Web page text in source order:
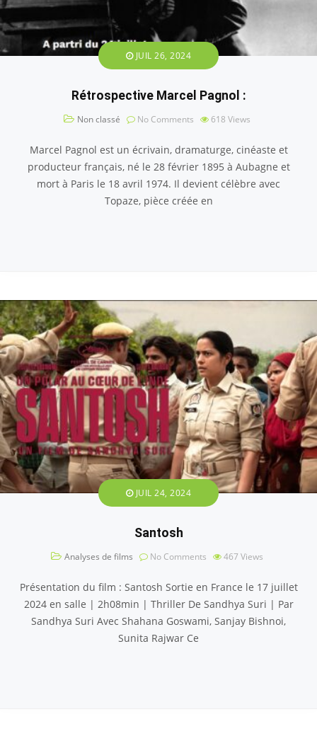
JUIL 26, 2024
Rétrospective Marcel Pagnol :
Non classé No Comments 618 Views
Marcel Pagnol est un écrivain, dramaturge, cinéaste et
producteur français, né le 28 février 1895 à Aubagne et
mort à Paris le 18 avril 1974. Il devient célèbre avec
Topaze, pièce créée en
JUIL 24, 2024
Santosh
Analyses de films No Comments 467 Views
Présentation du film : Santosh Sortie en France le 17 juillet
2024 en salle | 2h08min | Thriller De Sandhya Suri | Par
Sandhya Suri Avec Shahana Goswami, Sanjay Bishnoi,
Sunita Rajwar Ce